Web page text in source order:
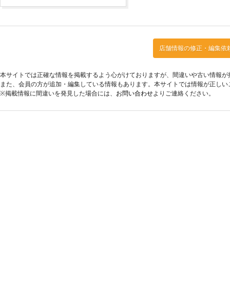
店舗情報の修正・編集依
本サイトでは正確な情報を掲載するよう心がけておりますが、間違いや古い情報
また、会員の方が追加・編集している情報もあります。本サイトでは情報が正し
※掲載情報に間違いを発見した場合には、 お問い合わせよりご連絡ください。